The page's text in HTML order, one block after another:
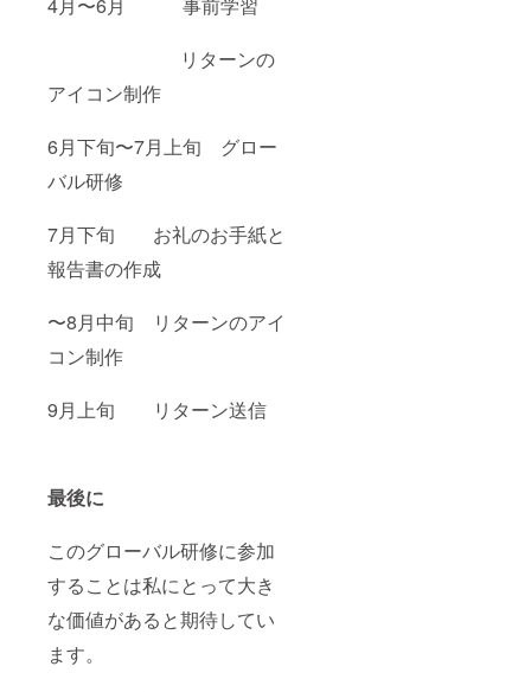
4月〜6月 事前学習
リターンの
アイコン制作
6月下旬〜7月上旬 グロー
バル研修
7月下旬 お礼のお手紙と
報告書の作成
〜8月中旬 リターンのアイ
コン制作
9月上旬 リターン送信
最後に
このグローバル研修に参加
することは私にとって大き
な価値があると期待してい
ます。